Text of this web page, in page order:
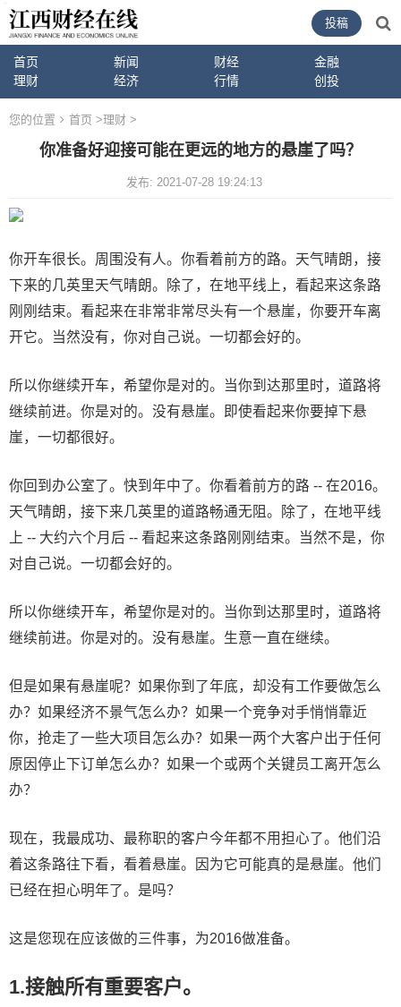
首页 新闻 财经
金融
理财
经济 行情 创投
投稿
您的位置 首页 >理财 >
你准备好迎接可能在更远的地方的悬崖了吗？
发布: 2021-07-28 19:24:13
你开车很长。周围没有人。你看着前方的路。天气晴朗，接
下来的几英里天气晴朗。除了，在地平线上，看起来这条路
刚刚结束。看起来在非常非常尽头有一个悬崖，你要开车离
开它。当然没有，你对自己说。一切都会好的。
所以你继续开车，希望你是对的。当你到达那里时，道路将
继续前进。你是对的。没有悬崖。即使看起来你要掉下悬
崖，一切都很好。
你回到办公室了。快到年中了。你看着前方的路 -- 在2016。
天气晴朗，接下来几英里的道路畅通无阻。除了，在地平线
上 -- 大约六个月后 -- 看起来这条路刚刚结束。当然不是，你
对自己说。一切都会好的。
所以你继续开车，希望你是对的。当你到达那里时，道路将
继续前进。你是对的。没有悬崖。生意一直在继续。
但是如果有悬崖呢？如果你到了年底，却没有工作要做怎么
办？如果经济不景气怎么办？如果一个竞争对手悄悄靠近
你，抢走了一些大项目怎么办？如果一两个大客户出于任何
原因停止下订单怎么办？如果一个或两个关键员工离开怎么
办？
现在，我最成功、最称职的客户今年都不用担心了。他们沿
着这条路往下看，看着悬崖。因为它可能真的是悬崖。他们
已经在担心明年了。是吗？
这是您现在应该做的三件事，为2016做准备。
1.接触所有重要客户。